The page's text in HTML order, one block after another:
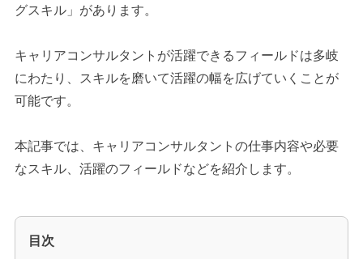
グスキル」があります。
キャリアコンサルタントが活躍できるフィールドは多岐
にわたり、スキルを磨いて活躍の幅を広げていくことが
可能です。
本記事では、キャリアコンサルタントの仕事内容や必要
なスキル、活躍のフィールドなどを紹介します。
目次